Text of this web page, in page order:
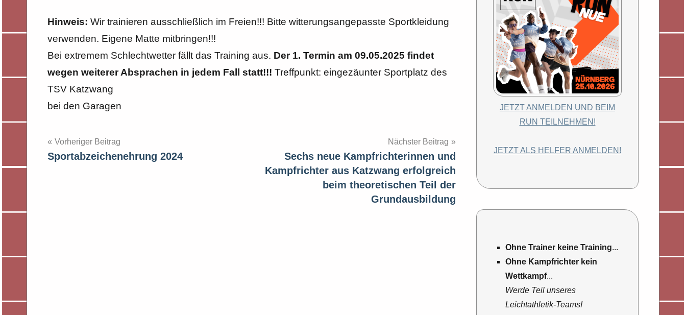
Hinweis: Wir trainieren ausschließlich im Freien!!! Bitte witterungsangepasste Sportkleidung
verwenden. Eigene Matte mitbringen!!!
Bei extremem Schlechtwetter fällt das Training aus. Der 1. Termin am 09.05.2025 findet
wegen weiterer Absprachen in jedem Fall statt!!! Treffpunkt: eingezäunter Sportplatz des
TSV Katzwang
bei den Garagen
Beitragsnavigation
Vorheriger Beitrag
Sportabzeichenehrung 2024
Nächster Beitrag
Sechs neue Kampfrichterinnen und
Kampfrichter aus Katzwang erfolgreich
beim theoretischen Teil der
Grundausbildung
JETZT ANMELDEN UND BEIM
RUN TEILNEHMEN!
JETZT ALS HELFER ANMELDEN!
Ohne Trainer keine Training...
Ohne Kampfrichter kein
Wettkampf...
Werde Teil unseres
Leichtathletik-Teams!